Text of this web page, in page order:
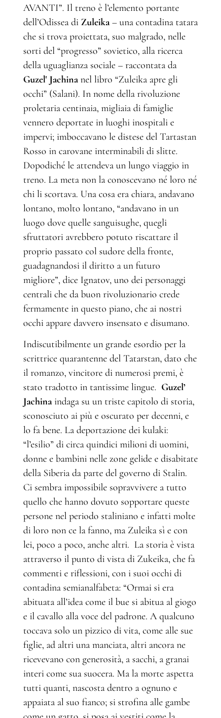
AVANTI”. Il treno è l’elemento portante
dell’Odissea di Zuleika– una contadina tatara
che si trova proiettata, suo malgrado, nelle
sorti del “progresso” sovietico, alla ricerca
della uguaglianza sociale – raccontata da
Guzel' Jachinanel libro “Zuleika apre gli
occhi” (Salani). In nome della rivoluzione
proletaria centinaia, migliaia di famiglie
vennero deportate in luoghi inospitali e
impervi; imboccavano le distese del Tartastan
Rosso in carovane interminabili di slitte.
Dopodiché le attendeva un lungo viaggio in
treno. La meta non la conoscevano né loro né
chi li scortava. Una cosa era chiara, andavano
lontano, molto lontano, “andavano in un
luogo dove quelle sanguisughe, quegli
sfruttatori avrebbero potuto riscattare il
proprio passato col sudore della fronte,
guadagnandosi il diritto a un futuro
migliore”, dice Ignatov, uno dei personaggi
centrali che da buon rivoluzionario crede
fermamente in questo piano, che ai nostri
occhi appare davvero insensato e disumano.
Indiscutibilmente un grande esordio per la
scrittrice quarantenne del Tatarstan, dato che
il romanzo, vincitore di numerosi premi, è
stato tradotto in tantissime lingue. Guzel’
Jachinaindaga su un triste capitolo di storia,
sconosciuto ai più e oscurato per decenni, e
lo fa bene. La deportazione dei kulaki:
“l’esilio” di circa quindici milioni di uomini,
donne e bambini nelle zone gelide e disabitate
della Siberia da parte del governo di Stalin.
Ci sembra impossibile sopravvivere a tutto
quello che hanno dovuto sopportare queste
persone nel periodo staliniano e infatti molte
di loro non ce la fanno, ma Zuleika sì e con
lei, poco a poco, anche altri. La storia è vista
attraverso il punto di vista di Zukeika, che fa
commenti e riflessioni, con i suoi occhi di
contadina semianalfabeta: “Ormai si era
abituata all’idea come il bue si abitua al giogo
e il cavallo alla voce del padrone. A qualcuno
toccava solo un pizzico di vita, come alle sue
figlie, ad altri una manciata, altri ancora ne
ricevevano con generosità, a sacchi, a granai
interi come sua suocera. Ma la morte aspetta
tutti quanti, nascosta dentro a ognuno e
appaiata al suo fianco; si strofina alle gambe